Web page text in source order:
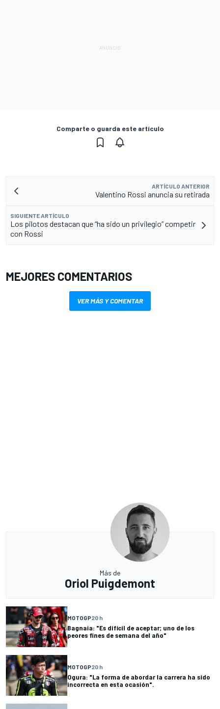
Comparte o guarda este artículo
ARTÍCULO ANTERIOR
Valentino Rossi anuncia su retirada
SIGUIENTE ARTÍCULO
Los pilotos destacan que “ha sido un privilegio” competir
con Rossi
MEJORES COMENTARIOS
VER MÁS Y COMENTAR
Más de
Oriol Puigdemont
MOTOGP20 h
Bagnaia: "Es difícil de aceptar; uno de los
peores fines de semana del año"
MOTOGP20 h
Ogura: "La forma de abordar la carrera ha sido
incorrecta en esta ocasión".